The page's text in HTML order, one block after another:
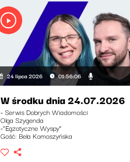
24 lipca 2026 01:56:06
W środku dnia 24.07.2026
- Serwis Dobrych Wiadomości
Olga Szygenda
-“Egzotyczne Wyspy”
Gość: Bela Komoszyńska